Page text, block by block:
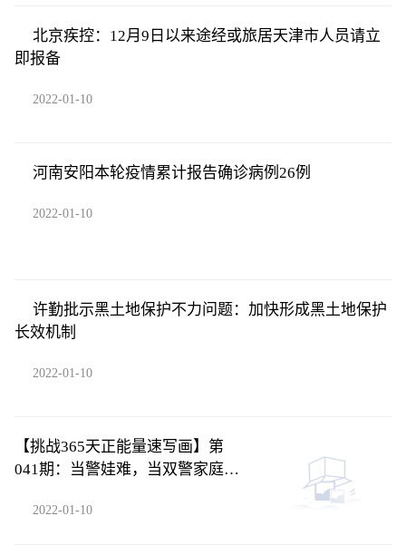
北京疾控：12月9日以来途经或旅居天津市人员请立
即报备
2022-01-10
河南安阳本轮疫情累计报告确诊病例26例
2022-01-10
许勤批示黑土地保护不力问题：加快形成黑土地保护
长效机制
2022-01-10
【挑战365天正能量速写画】第
041期：当警娃难，当双警家庭的
2022-01-10